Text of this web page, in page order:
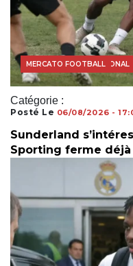
Catégorie :
FOOTBALL INTERNATIONAL
MERCATO FOOTBALL
Posté Le 06/08/2026 -
Sunderland
Sporting ferme